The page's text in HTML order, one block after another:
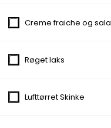
Brød, Ost, Rødløg,
Creme fraiche og
Røget laks
Lufttørret Skinke